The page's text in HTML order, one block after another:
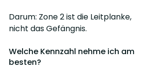
Darum: Zone 2 ist die Leitplanke,
nicht das Gefängnis.
Welche Kennzahl nehme ich am
besten?